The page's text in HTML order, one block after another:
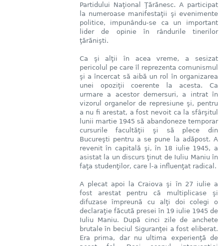
Partidului Naţional Ţărănesc. A participat
la numeroase manifestaţii şi evenimente
politice, impunându-se ca un important
lider de opinie în rândurile tinerilor
ţărănişti.
Ca şi alţii în acea vreme, a sesizat
pericolul pe care îl reprezenta comunismul
şi a încercat să aibă un rol în organizarea
unei opoziţii coerente la acesta. Ca
urmare a acestor demersuri, a intrat în
vizorul organelor de represiune şi, pentru
a nu fi arestat, a fost nevoit ca la sfârşitul
lunii martie 1945 să abandoneze temporar
cursurile facultăţii şi să plece din
Bucureşti pentru a se pune la adăpost. A
revenit în capitală şi, în 18 iulie 1945, a
asistat la un discurs ţinut de Iuliu Maniu în
faţa studenţilor, care l-a influenţat radical.
A plecat apoi la Craiova şi în 27 iulie a
fost arestat pentru că multiplicase şi
difuzase împreună cu alţi doi colegi o
declaraţie făcută presei în 19 iulie 1945 de
Iuliu Maniu. După cinci zile de anchete
brutale în beciul Siguranţei a fost eliberat.
Era prima, dar nu ultima experienţă de